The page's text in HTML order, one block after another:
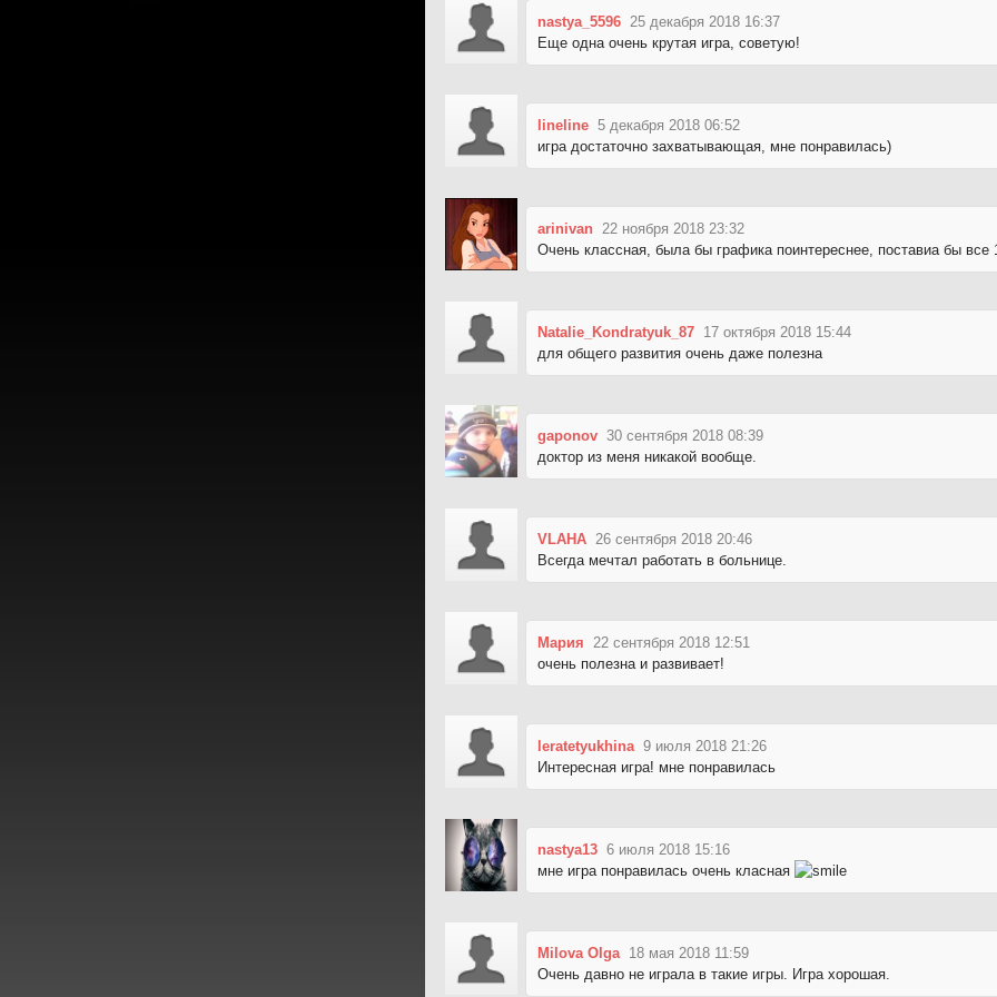
nastya_5596 25 декабря 2018 16:37
Еще одна очень крутая игра, советую!
lineline 5 декабря 2018 06:52
игра достаточно захватывающая, мне понравилась)
arinivan 22 ноября 2018 23:32
Очень классная, была бы графика поинтереснее, поставиа бы все
Natalie_Kondratyuk_87 17 октября 2018 15:44
для общего развития очень даже полезна
gaponov 30 сентября 2018 08:39
доктор из меня никакой вообще.
VLAHA 26 сентября 2018 20:46
Всегда мечтал работать в больнице.
Мария
22 сентября 2018 12:51
очень полезна и развивает!
leratetyukhina 9 июля 2018 21:26
Интересная игра! мне понравилась
nastya13 6 июля 2018 15:16
мне игра понравилась очень класная
Milova Olga 18 мая 2018 11:59
Очень давно не играла в такие игры. Игра хорошая.